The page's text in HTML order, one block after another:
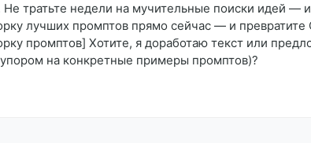
тратьте недели на мучительные поиски идей —
лучших промптов прямо сейчас — и превратите
промптов] Хотите, я доработаю текст или
на конкретные примеры промптов)?